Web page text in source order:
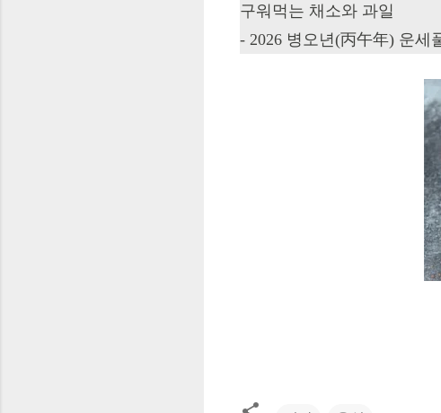
구워먹는 채소와 과일
- 2026 병오년(丙午年) 운세